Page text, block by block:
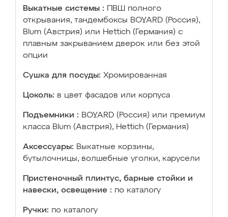
Выкатные системы :
ПВШ полного
открывания, тандембоксы BOYARD (Россия),
Blum (Австрия) или Hettich (Германия) с
плавным закрыванием дверок или без этой
опции
Сушка для посуды: Хромированная
Цоколь: в цвет фасадов или корпуса
Подъемники : BOYARD (Россия) или премиум
класса Blum (Австрия), Hettich (Германия)
Аксессуары: Выкатные корзины,
бутылочницы, волшебные уголки, карусели
Пристеночный плинтус, барные стойки и
навески, освещение : по каталогу
Ручки: по каталогу